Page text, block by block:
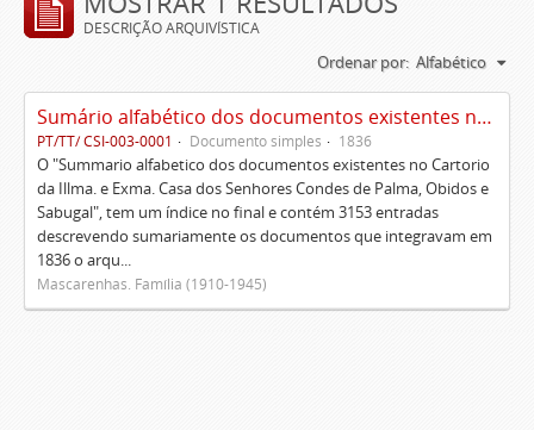
DESCRIÇÃO ARQUIVÍSTICA
Ordenar por: Alfabético
Sumário alfabético dos documentos existentes no Cartório da Ilustríssima e Excelentíssima Casa dos senhores condes de Palma, Óbidos e Sabugal
PT/TT/ CSI-003-0001 Documento simples 1836
O "Summario alfabetico dos documentos existentes no Cartorio
da Illma. e Exma. Casa dos Senhores Condes de Palma, Obidos e
Sabugal", tem um índice no final e contém 3153 entradas
descrevendo sumariamente os documentos que integravam em
1836 o arqu...
Mascarenhas. Família (1910-1945)